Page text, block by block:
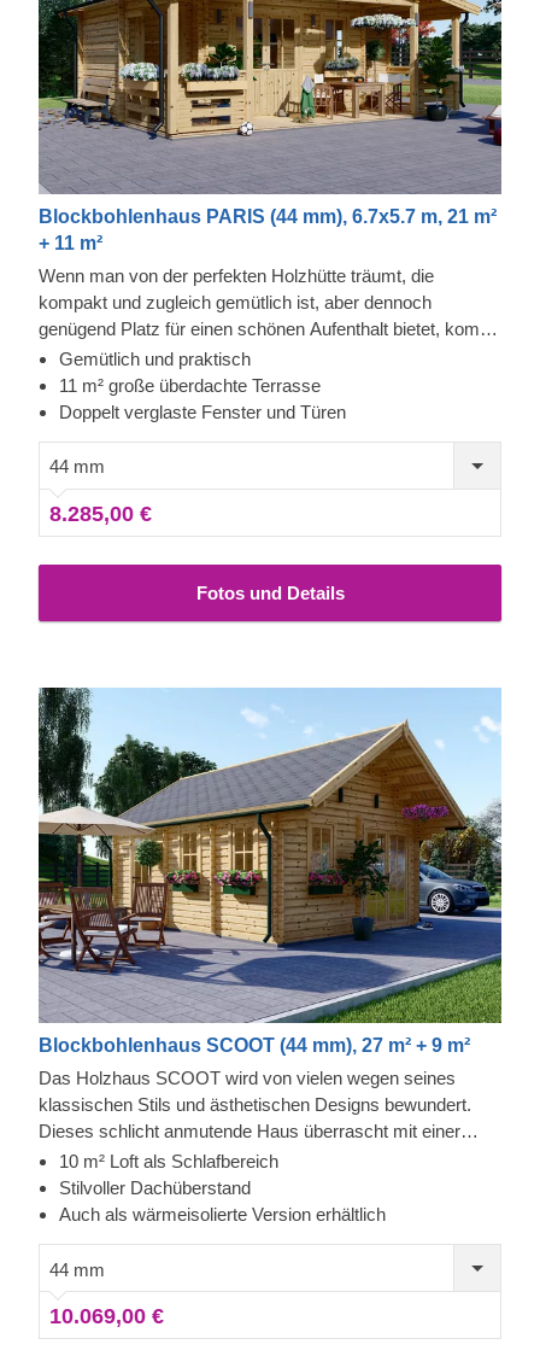
Blockbohlenhaus PARIS (44 mm), 6.7x5.7 m, 21 m²
+ 11 m²
Wenn man von der perfekten Holzhütte träumt, die
kompakt und zugleich gemütlich ist, aber dennoch
genügend Platz für einen schönen Aufenthalt bietet, kommt
einem schnell unsere Holzhütte PARIS in den Sinn. Eines
ihrer herausragenden Merkmale ist die geräumige
Außenterrasse, die den Innenraum erweitert und Ihnen
Kaffeepausen oder entspannte Nachmittage im Garten
bietet.
Gemütlich und praktisch
11 m² große überdachte Terrasse
Doppelt verglaste Fenster und Türen
44 mm
8.285,00 €
Fotos und Details
Blockbohlenhaus SCOOT (44 mm), 27 m² + 9 m²
Das Holzhaus SCOOT wird von vielen wegen seines
klassischen Stils und ästhetischen Designs bewundert.
Dieses schlicht anmutende Haus überrascht mit einer
Fülle von reizvollen und funktionalen Elementen, wie z. B.
einem Loft um einen Schlafbereich einzurichten oder
einem stilvollen Dachüberstand, der den oft so dringend
hohen Komfort ist auch eine isolierte Version dieses
Modells lieferbar.
10 m² Loft als Schlafbereich
Stilvoller Dachüberstand
Auch als wärmeisolierte Version erhältlich
44 mm
10.069,00 €